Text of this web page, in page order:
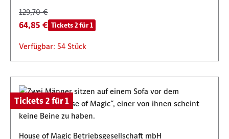
129,70 €
64,85 € Tickets 2 für 1
Verfügbar: 54 Stück
Tickets 2 für 1
House of Magic Betriebsgesellschaft mbH